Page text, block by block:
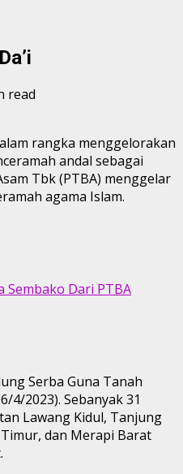
read
rangka menggelorakan
andal sebagai
Tbk (PTBA) menggelar
agama Islam.
Dari PTBA
Serba Guna Tanah
4/2023). Sebanyak 31
Lawang Kidul, Tanjung
dan Merapi Barat